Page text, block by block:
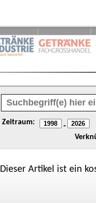
Zeitraum: -
Dieser Artikel ist ein